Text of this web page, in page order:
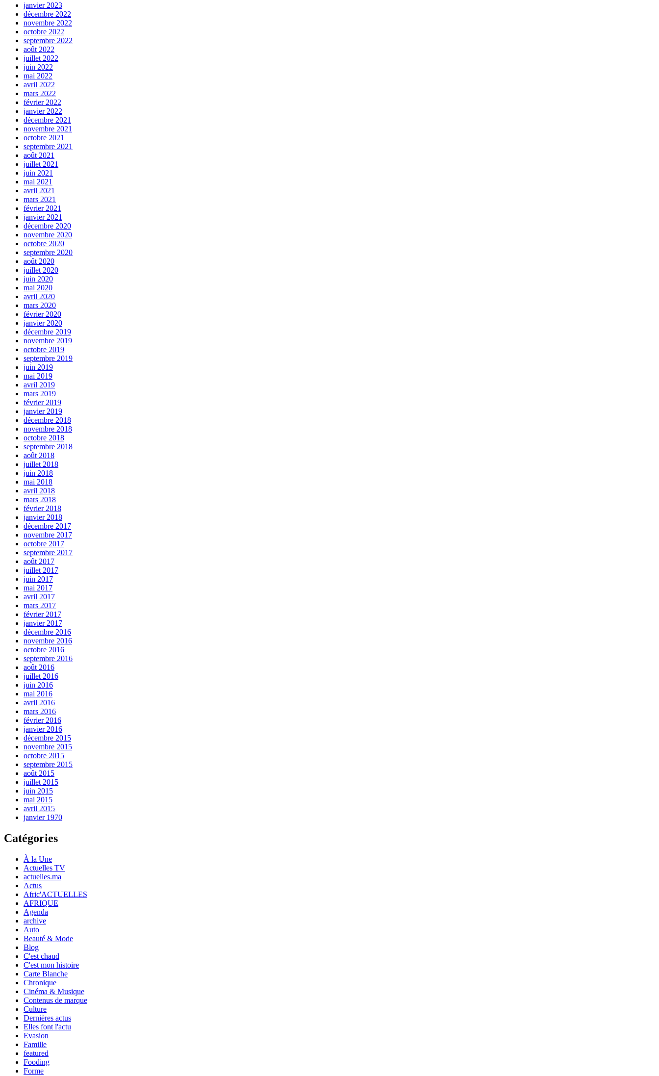
janvier 2023
décembre 2022
novembre 2022
octobre 2022
septembre 2022
août 2022
juillet 2022
juin 2022
mai 2022
avril 2022
mars 2022
février 2022
janvier 2022
décembre 2021
novembre 2021
octobre 2021
septembre 2021
août 2021
juillet 2021
juin 2021
mai 2021
avril 2021
mars 2021
février 2021
janvier 2021
décembre 2020
novembre 2020
octobre 2020
septembre 2020
août 2020
juillet 2020
juin 2020
mai 2020
avril 2020
mars 2020
février 2020
janvier 2020
décembre 2019
novembre 2019
octobre 2019
septembre 2019
juin 2019
mai 2019
avril 2019
mars 2019
février 2019
janvier 2019
décembre 2018
novembre 2018
octobre 2018
septembre 2018
août 2018
juillet 2018
juin 2018
mai 2018
avril 2018
mars 2018
février 2018
janvier 2018
décembre 2017
novembre 2017
octobre 2017
septembre 2017
août 2017
juillet 2017
juin 2017
mai 2017
avril 2017
mars 2017
février 2017
janvier 2017
décembre 2016
novembre 2016
octobre 2016
septembre 2016
août 2016
juillet 2016
juin 2016
mai 2016
avril 2016
mars 2016
février 2016
janvier 2016
décembre 2015
novembre 2015
octobre 2015
septembre 2015
août 2015
juillet 2015
juin 2015
mai 2015
avril 2015
janvier 1970
Catégories
À la Une
Actuelles TV
actuelles.ma
Actus
Afric'ACTUELLES
AFRIQUE
Agenda
archive
Auto
Beauté & Mode
Blog
C'est chaud
C'est mon histoire
Carte Blanche
Chronique
Cinéma & Musique
Contenus de marque
Culture
Dernières actus
Elles font l'actu
Evasion
Famille
featured
Fooding
Forme